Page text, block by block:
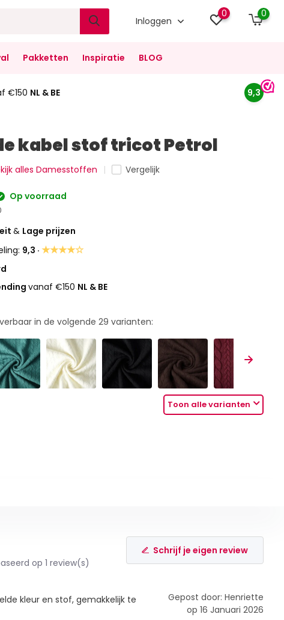
Inloggen
0 0
Pakketten Inspiratie BLOG
€150 NL & BE 9,3
kabel stof tricot Petrol
alles Damesstoffen Vergelijk
Op voorraad
& Lage prijzen
9,3 ·★★★★☆
vanaf €150 NL & BE
in de volgende29 varianten:
Toon alle varianten
op 1 review(s)
Schrijf je eigen review
kleur en stof, gemakkelijk te
Gepost door: Henriette
op 16 Januari 2026